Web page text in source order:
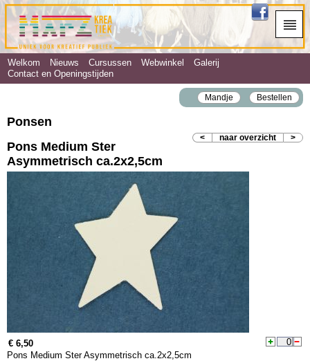
Welkom Nieuws Cursussen Webwinkel
Galerij
Contact en Openingstijden
Mandje Bestellen
Ponsen
< naar overzicht >
Pons Medium Ster
Asymmetrisch ca.2x2,5cm
€ 6,50
Pons Medium Ster Asymmetrisch ca.2x2,5cm